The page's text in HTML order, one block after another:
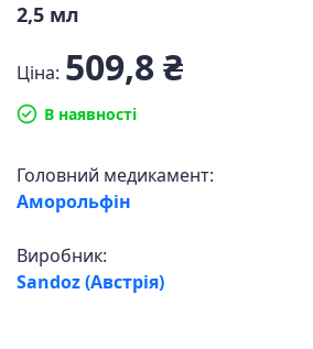
2,5 мл
Ціна: 509,8 ₴
В наявності
Головний медикамент:
Аморольфін
Виробник:
Sandoz (Австрія)